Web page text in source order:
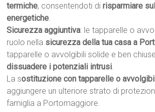
termiche, consentendoti dirisparmiare
energetiche.
Sicurezza aggiuntiva: le tapparelle o
ruolo nella sicurezza della tua casa a
tapparelle o avvolgibili solide e ben
dissuadere i potenziali intrusi.
La sostituzione con tapparelle o
aggiungere un ulteriore strato di
famiglia a Portomaggiore.